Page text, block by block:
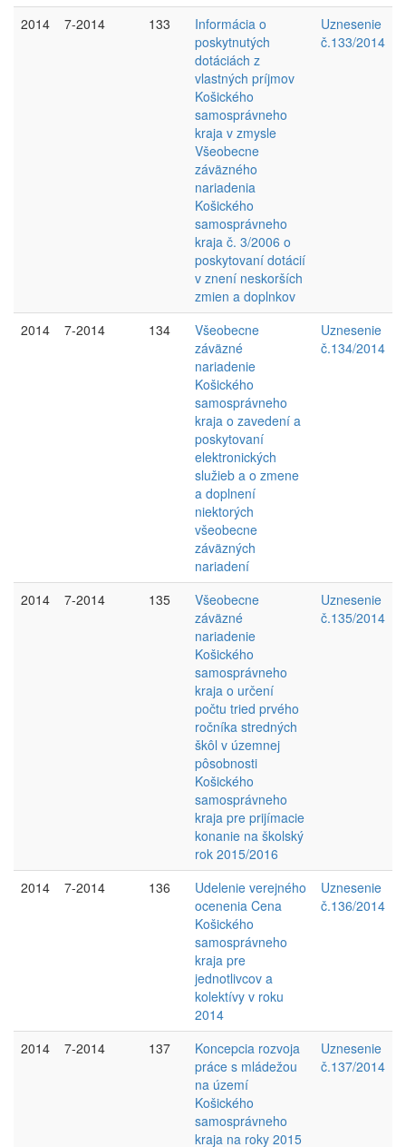
2014 7-2014 133
Informácia o
poskytnutých
dotáciách z
vlastných príjmov
Košického
samosprávneho
kraja v zmysle
Všeobecne
záväzného
nariadenia
Košického
samosprávneho
kraja č. 3/2006 o
poskytovaní dotácií
v znení neskorších
zmien a doplnkov
Uznesenie
č.133/2014
2014 7-2014 134
Všeobecne
záväzné
nariadenie
Košického
samosprávneho
kraja o zavedení a
poskytovaní
elektronických
služieb a o zmene
a doplnení
niektorých
všeobecne
záväzných
nariadení
Uznesenie
č.134/2014
2014 7-2014 135
Všeobecne
záväzné
nariadenie
Košického
samosprávneho
kraja o určení
počtu tried prvého
ročníka stredných
škôl v územnej
pôsobnosti
Košického
samosprávneho
kraja pre prijímacie
konanie na školský
rok 2015/2016
Uznesenie
č.135/2014
2014 7-2014 136
Udelenie verejného
ocenenia Cena
Košického
samosprávneho
kraja pre
jednotlivcov a
kolektívy v roku
2014
Uznesenie
č.136/2014
2014 7-2014 137
Koncepcia rozvoja
práce s mládežou
na území
Košického
samosprávneho
kraja na roky 2015
Uznesenie
č.137/2014